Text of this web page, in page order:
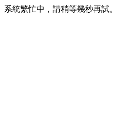
系統繁忙中，請稍等幾秒再試。